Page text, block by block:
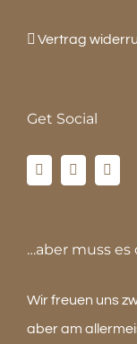
Vertrag
Get Social
…aber muss
Wir freuen uns
aber am